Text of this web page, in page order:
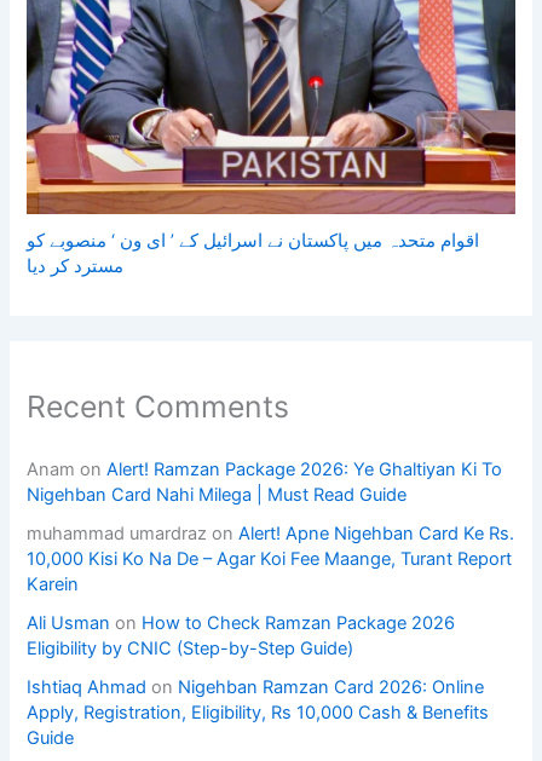
اقوام متحدہ میں پاکستان نے اسرائیل کے ’ ای ون ‘ منصوبے کو
مسترد کر دیا
Recent Comments
Anam onAlert! Ramzan Package 2026: Ye Ghaltiyan Ki To
Nigehban Card Nahi Milega | Must Read Guide
muhammad umardraz onAlert! Apne Nigehban Card Ke Rs.
10,000 Kisi Ko Na De – Agar Koi Fee Maange, Turant Report
Karein
Ali Usman on How to Check Ramzan Package 2026
Eligibility by CNIC (Step-by-Step Guide)
Ishtiaq Ahmad on Nigehban Ramzan Card 2026: Online
Apply, Registration, Eligibility, Rs 10,000 Cash & Benefits
Guide